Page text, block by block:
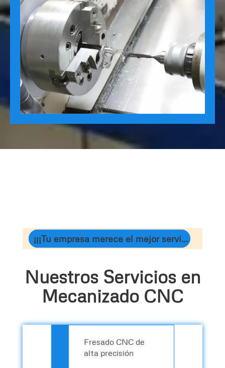
¡¡¡Tu empresa merece el mejor servicio para crecer!!!
Nuestros Servicios en
Mecanizado CNC
Fresado CNC de
alta precisión